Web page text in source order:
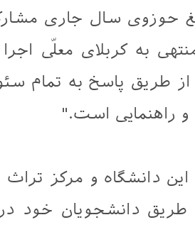
حوزوی سال جاری
به کربلای معلّی
طریق پاسخ به تمام
و راهنمایی است."
دانشگاه و مرکز تراث
دانشجویان خود